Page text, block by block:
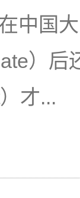
中国
）
才...